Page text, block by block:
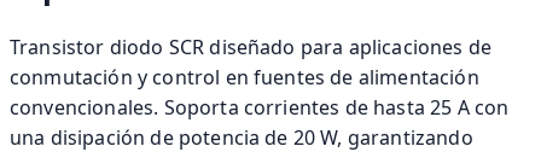
Transistor diodo SCR diseñado para aplicaciones de
conmutación y control en fuentes de alimentación
convencionales. Soporta corrientes de hasta 25 A con
una disipación de potencia de 20 W, garantizando